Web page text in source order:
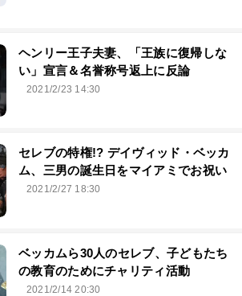
ヘンリー王子夫妻、「王族に復帰しな
い」宣言＆名誉称号返上に反論
2021/2/23 14:30
セレブの特権!? デイヴィッド・ベッカ
ム、三男の誕生日をマイアミでお祝い
2021/2/27 18:30
ベッカムら30人のセレブ、子どもたち
の教育のためにチャリティ活動
2021/2/14 20:30